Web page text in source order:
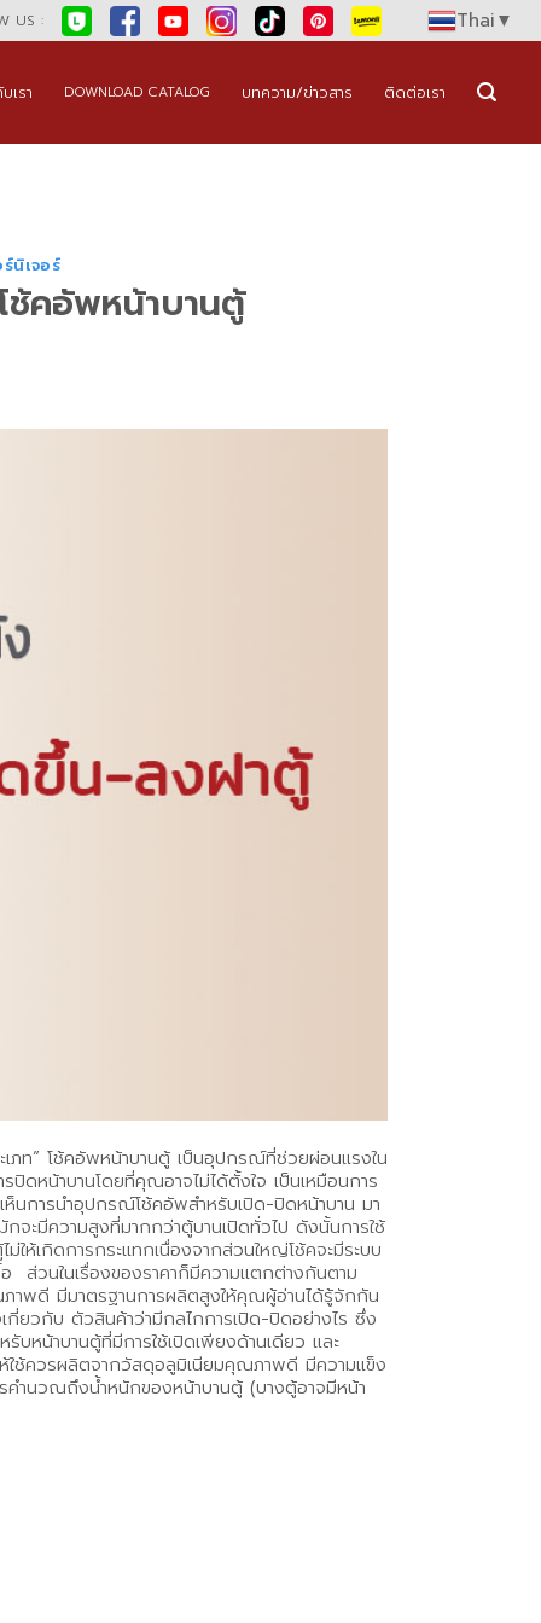
US : Thai▼
เรา DOWNLOAD CATALOG บทความ/ข่าวสาร ติดต่อเรา
นิเจอร์
คอัพหน้าบานตู้
ภท” โช้คอัพหน้าบานตู้ เป็นอุปกรณ์ที่ช่วยผ่อนแรงใน
ดหน้าบานโดยที่คุณอาจไม่ได้ตั้งใจ เป็นเหมือนการ
ห็นการนำอุปกรณ์โช้คอัพสำหรับเปิด-ปิดหน้าบาน มา
จะมีความสูงที่มากกว่าตู้บานเปิดทั่วไป ดังนั้นการใช้
ห้เกิดการกระแทกเนื่องจากส่วนใหญ่โช้คจะมีระบบ
ส่วนในเรื่องของราคาก็มีความแตกต่างกันตาม
าพดี มีมาตรฐานการผลิตสูงให้คุณผู้อ่านได้รู้จักกัน
กี่ยวกับ ตัวสินค้าว่ามีกลไกการเปิด-ปิดอย่างไร ซึ่ง
บหน้าบานตู้ที่มีการใช้เปิดเพียงด้านเดียว และ
ใช้ควรผลิตจากวัสดุอลูมิเนียมคุณภาพดี มีความแข็ง
คำนวณถึงน้ำหนักของหน้าบานตู้ (บางตู้อาจมีหน้า